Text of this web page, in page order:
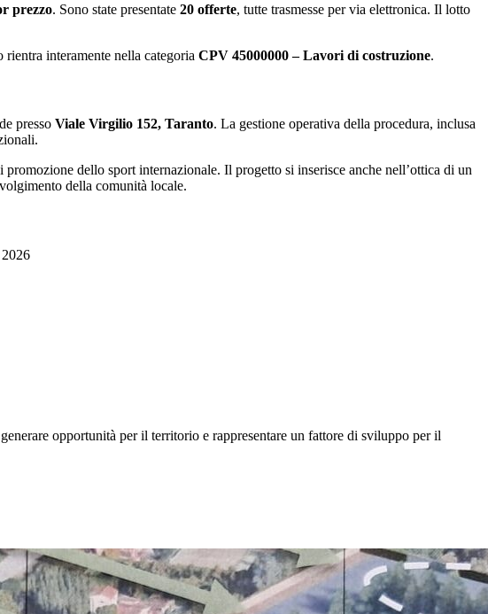
prezzo. Sono state presentate 20 offerte, tutte trasmesse per via elettronica. Il lotto
interamente nella categoria CPV 45000000 – Lavori di costruzione.
presso Viale Virgilio 152, Taranto. La gestione operativa della procedura, inclusa
promozione dello sport internazionale. Il progetto si inserisce anche nell’ottica di un
della comunità locale.
opportunità per il territorio e rappresentare un fattore di sviluppo per il